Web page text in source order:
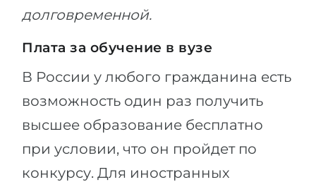
долговременной.
Плата за обучение в вузе
В России у любого гражданина есть
возможность один раз получить
высшее образование бесплатно
при условии, что он пройдет по
конкурсу. Для иностранных